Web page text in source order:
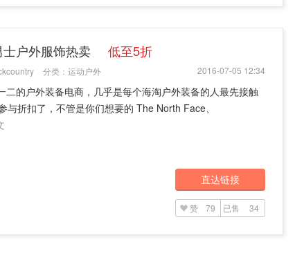
户外服饰热卖 低至5折
2016-07-05 12:34
分类： 运动户外
二的户外装备电商，几乎是每个海淘户外装备的人最先接触
与折扣了，不管是你们想要的 The North Face、
直达链接
赞 79 已售 34